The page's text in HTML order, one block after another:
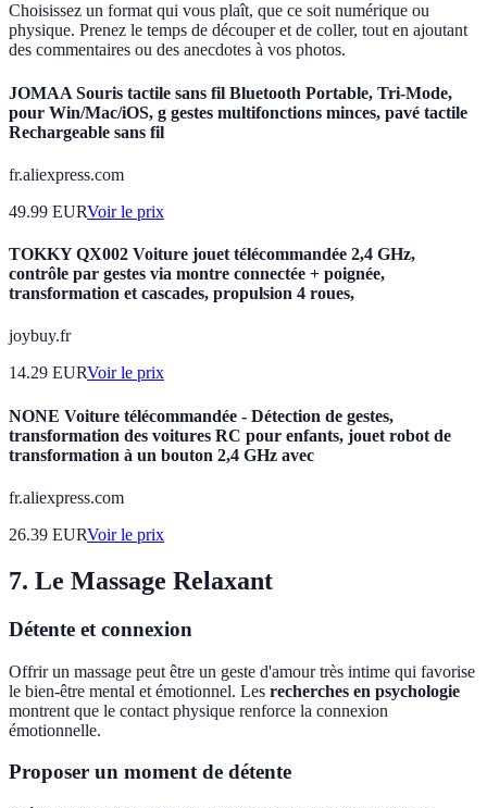
Choisissez un format qui vous plaît, que ce soit numérique ou
physique. Prenez le temps de découper et de coller, tout en ajoutant
des commentaires ou des anecdotes à vos photos.
JOMAA Souris tactile sans fil Bluetooth Portable, Tri-Mode,
pour Win/Mac/iOS, g gestes multifonctions minces, pavé tactile
Rechargeable sans fil
fr.aliexpress.com
49.99 EURVoir le prix
TOKKY QX002 Voiture jouet télécommandée 2,4 GHz,
contrôle par gestes via montre connectée + poignée,
transformation et cascades, propulsion 4 roues,
joybuy.fr
14.29 EURVoir le prix
NONE Voiture télécommandée - Détection de gestes,
transformation des voitures RC pour enfants, jouet robot de
transformation à un bouton 2,4 GHz avec
fr.aliexpress.com
26.39 EURVoir le prix
7. Le Massage Relaxant
Détente et connexion
Offrir un massage peut être un geste d'amour très intime qui favorise
le bien-être mental et émotionnel. Les recherches en psychologie
montrent que le contact physique renforce la connexion
émotionnelle.
Proposer un moment de détente